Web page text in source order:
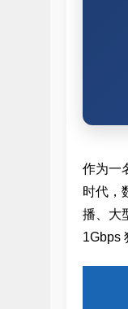
作为一
时代，
播、大
1Gbps